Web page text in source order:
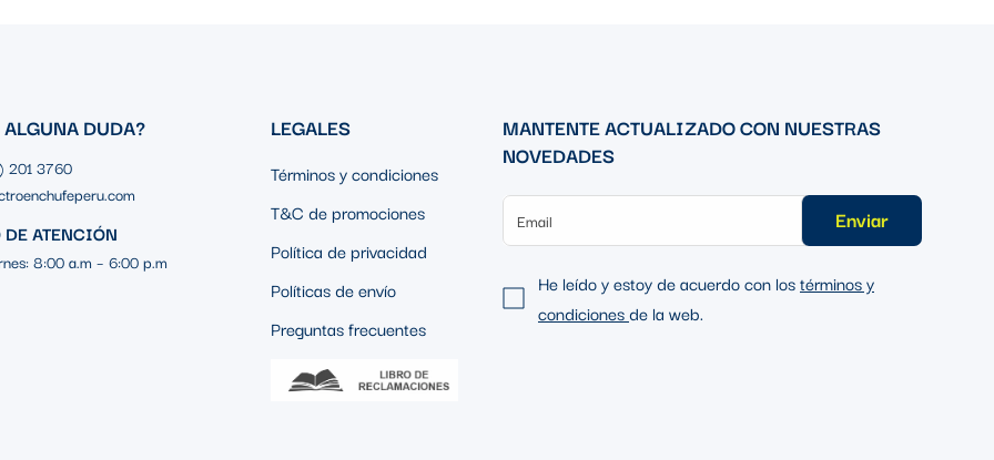
de manejar voltajes
contextos.
DUDA?
201 3760
ATENCIÓN
8:00 a.m – 6:00 p.m
LEGALES
Términos y condiciones
T&C de promociones
Política de privacidad
Políticas de envío
Preguntas frecuentes
MANTENTE ACTUALIZADO CON NUESTRAS
NOVEDADES
Enviar
He leído y estoy de acuerdo con lostérminos y
condicionesde la web.